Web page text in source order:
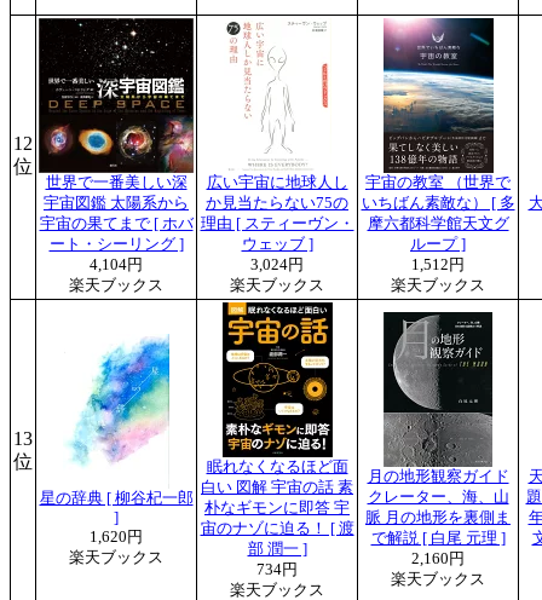
12
位
世界で一番美しい深
宇宙図鑑 太陽系から
宇宙の果てまで [ ホバ
ート・シーリング ]
4,104円
楽天ブックス
広い宇宙に地球人し
か見当たらない75の
理由 [ スティーヴン・
ウェッブ ]
3,024円
楽天ブックス
宇宙の教室 （世界で
いちばん素敵な） [ 多
摩六都科学館天文グ
ループ ]
1,512円
楽天ブックス
13
位
星の辞典 [ 柳谷杞一郎
]
1,620円
楽天ブックス
眠れなくなるほど面
白い 図解 宇宙の話 素
朴なギモンに即答 宇
宙のナゾに迫る！ [ 渡
部 潤一 ]
734円
楽天ブックス
月の地形観察ガイド
クレーター、海、山
脈 月の地形を裏側ま
で解説 [ 白尾 元理 ]
2,160円
楽天ブックス